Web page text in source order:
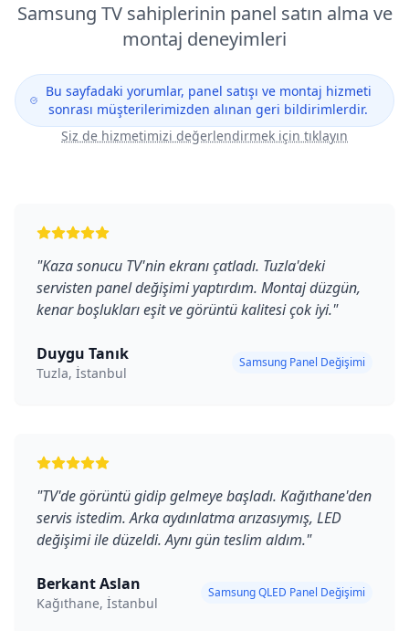
Samsung TV sahiplerinin panel satın alma ve
montaj deneyimleri
Bu sayfadaki yorumlar, panel satışı ve montaj hizmeti
sonrası müşterilerimizden alınan geri bildirimlerdir.
Siz de hizmetimizi değerlendirmek için tıklayın
"Kaza sonucu TV'nin ekranı çatladı. Tuzla'deki
servisten panel değişimi yaptırdım. Montaj düzgün,
kenar boşlukları eşit ve görüntü kalitesi çok iyi."
Duygu Tanık
Tuzla, İstanbul
Samsung Panel Değişimi
"TV'de görüntü gidip gelmeye başladı. Kağıthane'den
servis istedim. Arka aydınlatma arızasıymış, LED
değişimi ile düzeldi. Aynı gün teslim aldım."
Berkant Aslan
Kağıthane, İstanbul
Samsung QLED Panel Değişimi